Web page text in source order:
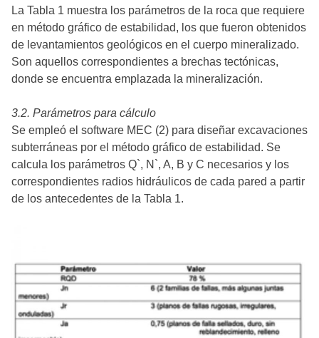
La Tabla 1 muestra los parámetros de la roca que requiere
en método gráfico de estabilidad, los que fueron obtenidos
de levantamientos geológicos en el cuerpo mineralizado.
Son aquellos correspondientes a brechas tectónicas,
donde se encuentra emplazada la mineralización.
3.2. Parámetros para cálculo
Se empleó el software MEC (2) para diseñar excavaciones
subterráneas por el método gráfico de estabilidad. Se
calcula los parámetros Q`, N`, A, B y C necesarios y los
correspondientes radios hidráulicos de cada pared a partir
de los antecedentes de la Tabla 1.